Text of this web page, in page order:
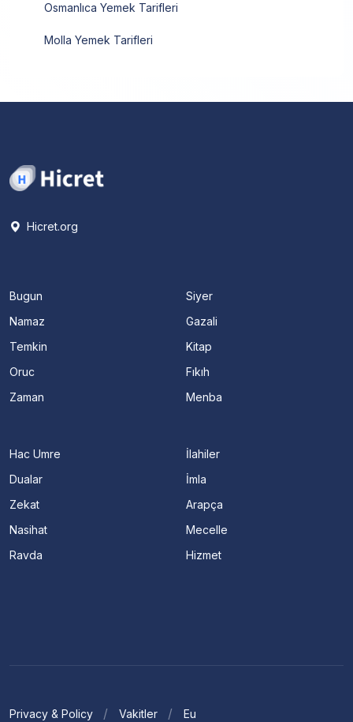
Osmanlıca Yemek Tarifleri
Molla Yemek Tarifleri
Hicret.org
Bugun
Namaz
Temkin
Oruc
Zaman
Siyer
Gazali
Kitap
Fıkıh
Menba
Hac Umre
Dualar
Zekat
Nasihat
Ravda
İlahiler
İmla
Arapça
Mecelle
Hizmet
Privacy & Policy Vakitler Eu